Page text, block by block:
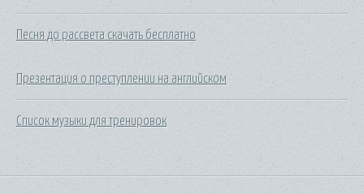
Песня до рассвета скачать бесплатно
Презентация о преступлении на английском
Список музыки для тренировок